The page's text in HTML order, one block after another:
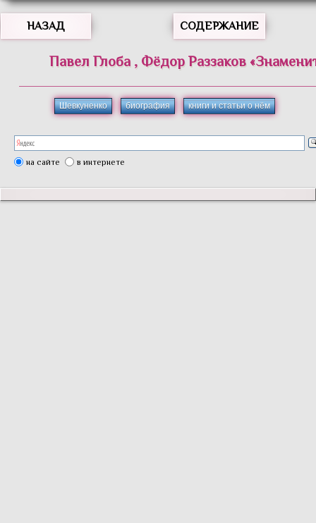
НАЗАД СОДЕРЖАНИЕ
Павел Глоба , Фёдор Раззаков«
Шевкуненко биография книги и статьи о нём
на сайте в интернете